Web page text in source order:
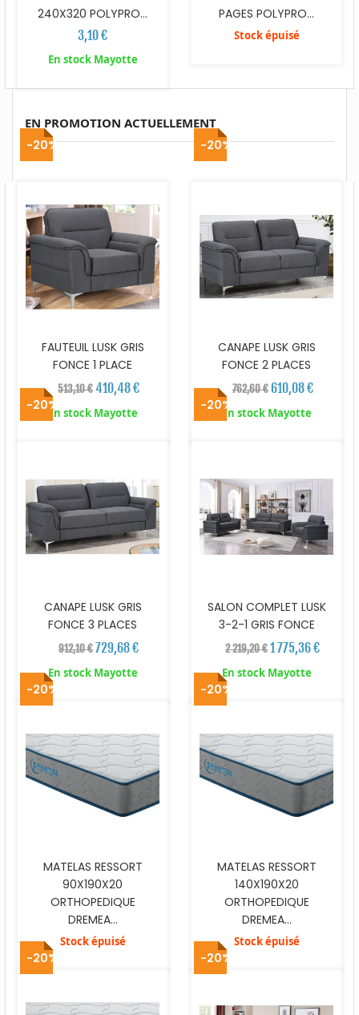
240X320 POLYPRO...
3,10 €
En stock Mayotte
PAGES POLYPRO...
Stock épuisé
EN PROMOTION ACTUELLEMENT
-20%
FAUTEUIL LUSK GRIS
FONCE 1 PLACE
513,10 €410,48 €
En stock Mayotte
-20%
CANAPE LUSK GRIS
FONCE 2 PLACES
762,60 € 610,08 €
En stock Mayotte
-20%
CANAPE LUSK GRIS
FONCE 3 PLACES
912,10 €729,68 €
En stock Mayotte
-20%
SALON COMPLET LUSK
3-2-1 GRIS FONCE
2 219,20 €1 775,36 €
En stock Mayotte
-20%
MATELAS RESSORT
90X190X20
ORTHOPEDIQUE
DREMEA...
Stock épuisé
-20%
MATELAS RESSORT
140X190X20
ORTHOPEDIQUE
DREMEA...
Stock épuisé
-20% -20%